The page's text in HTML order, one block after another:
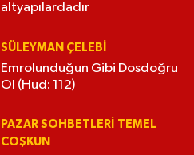
altyapılardadır
SÜLEYMAN ÇELEBI
Emrolunduğun Gibi Dosdoğru
Ol (Hud: 112)
PAZAR SOHBETLERI TEMEL
COŞKUN